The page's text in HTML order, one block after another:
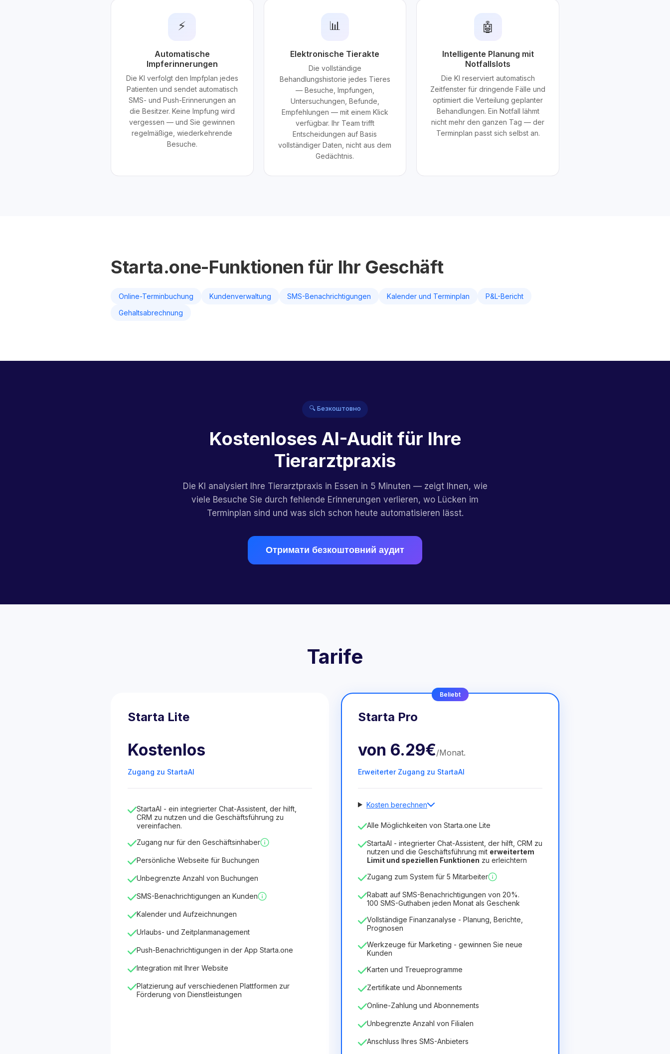
⚡
Automatische
Impferinnerungen
Die KI verfolgt den Impfplan jedes
Patienten und sendet automatisch
SMS- und Push-Erinnerungen an
die Besitzer. Keine Impfung wird
vergessen — und Sie gewinnen
regelmäßige, wiederkehrende
Besuche.
📊
Elektronische Tierakte
Die vollständige
Behandlungshistorie jedes Tieres
— Besuche, Impfungen,
Untersuchungen, Befunde,
Empfehlungen — mit einem Klick
verfügbar. Ihr Team trifft
Entscheidungen auf Basis
vollständiger Daten, nicht aus dem
Gedächtnis.
🤖
Intelligente Planung mit
Notfallslots
Die KI reserviert automatisch
Zeitfenster für dringende Fälle und
optimiert die Verteilung geplanter
Behandlungen. Ein Notfall lähmt
nicht mehr den ganzen Tag — der
Terminplan passt sich selbst an.
Starta.one-Funktionen für Ihr Geschäft
Online-Terminbuchung Kundenverwaltung SMS-Benachrichtigungen Kalender und Terminplan
P&L-Bericht
Gehaltsabrechnung
🔍 Безкоштовно
Kostenloses AI-Audit für Ihre
Tierarztpraxis
Die KI analysiert Ihre Tierarztpraxis in Essen in 5 Minuten — zeigt Ihnen, wie
viele Besuche Sie durch fehlende Erinnerungen verlieren, wo Lücken im
Terminplan sind und was sich schon heute automatisieren lässt.
Отримати безкоштовний аудит
Tarife
Starta Lite
Kostenlos
Zugang zu StartaAI
StartaAI - ein integrierter Chat-Assistent, der hilft,
CRM zu nutzen und die Geschäftsführung zu
vereinfachen.
Zugang nur für den Geschäftsinhaber
Persönliche Webseite für Buchungen
Unbegrenzte Anzahl von Buchungen
SMS-Benachrichtigungen an Kunden
Kalender und Aufzeichnungen
Urlaubs- und Zeitplanmanagement
Push-Benachrichtigungen in der App Starta.one
Integration mit Ihrer Website
Platzierung auf verschiedenen Plattformen zur
Förderung von Dienstleistungen
Beliebt
Starta Pro
von 6.29€/Monat.
Erweiterter Zugang zu StartaAI
Kosten berechnen
Anzahl der Mitarbeiter
Dauer der Lizenz
12 Months(Rabatt -25%) Vorteilhaft
8.99€6.29€ Monat
75.52€ für 12 Months
Alle Möglichkeiten von Starta.one Lite
StartaAI - integrierter Chat-Assistent, der hilft, CRM zu
nutzen und die Geschäftsführung mit erweitertem
Limit und speziellen Funktionen zu erleichtern
Zugang zum System für 5 Mitarbeiter
Rabatt auf SMS-Benachrichtigungen von 20%.
100 SMS-Guthaben jeden Monat als Geschenk
Vollständige Finanzanalyse - Planung, Berichte,
Prognosen
Werkzeuge für Marketing - gewinnen Sie neue
Kunden
Karten und Treueprogramme
Zertifikate und Abonnements
Online-Zahlung und Abonnements
Unbegrenzte Anzahl von Filialen
Anschluss Ihres SMS-Anbieters